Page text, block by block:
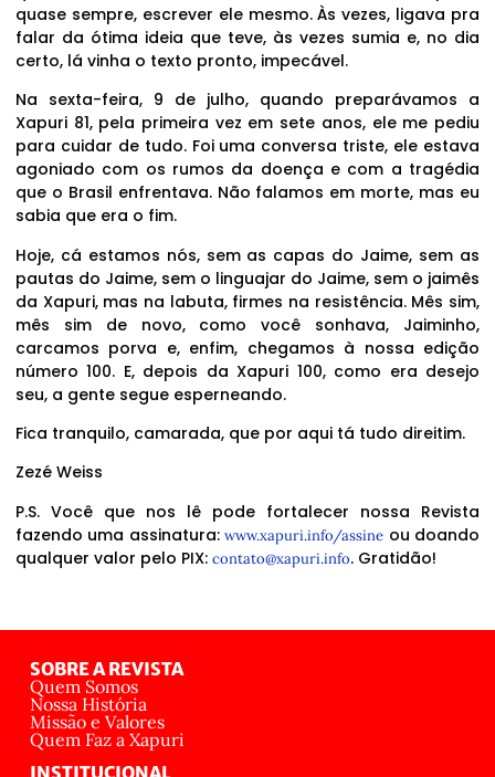
quase sempre, escrever ele mesmo. Às vezes, ligava pra
falar da ótima ideia que teve, às vezes sumia e, no dia
certo, lá vinha o texto pronto, impecável.
Na sexta-feira, 9 de julho, quando preparávamos a
Xapuri 81, pela primeira vez em sete anos, ele me pediu
para cuidar de tudo. Foi uma conversa triste, ele estava
agoniado com os rumos da doença e com a tragédia
que o Brasil enfrentava. Não falamos em morte, mas eu
sabia que era o fim.
Hoje, cá estamos nós, sem as capas do Jaime, sem as
pautas do Jaime, sem o linguajar do Jaime, sem o jaimês
da Xapuri, mas na labuta, firmes na resistência. Mês sim,
mês sim de novo, como você sonhava, Jaiminho,
carcamos porva e, enfim, chegamos à nossa edição
número 100. E, depois da Xapuri 100, como era desejo
seu, a gente segue esperneando.
Fica tranquilo, camarada, que por aqui tá tudo direitim.
Zezé Weiss
P.S. Você que nos lê pode fortalecer nossa Revista
fazendo uma assinatura:www.xapuri.info/assine ou doando
qualquer valor pelo PIX: contato@xapuri.info. Gratidão!
SOBRE A REVISTA
Quem Somos
Nossa História
Missão e Valores
Quem Faz a Xapuri